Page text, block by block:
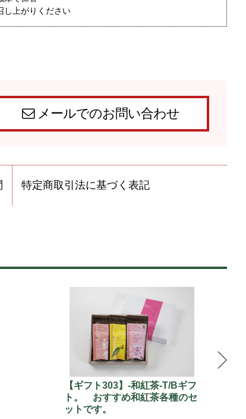
し上がりください
メールでのお問い合わせ
特定商取引法に基づく表記
【ギフト303】-和紅茶-T/Bギフ
ト。 おすすめ和紅茶各種のセ
ットです。